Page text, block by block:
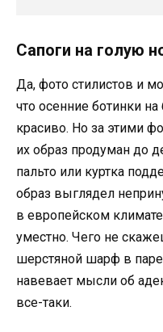
Сапоги на голую
Да, фото стилистов и
что осенние ботинки
красиво. Но за этими
их образ продуман до
пальто или куртка
образ выглядел
в европейском климате
уместно. Чего не
шерстяной шарф в
навевает мысли об
все-таки.